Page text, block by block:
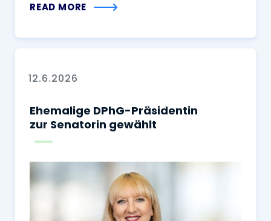
READ MORE
12.6.2026
Ehemalige DPhG-Präsidentin
zur Senatorin gewählt